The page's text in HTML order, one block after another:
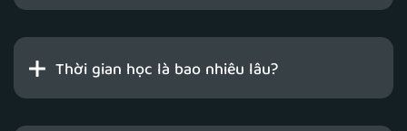
Thời gian học là bao nhiêu lâu?